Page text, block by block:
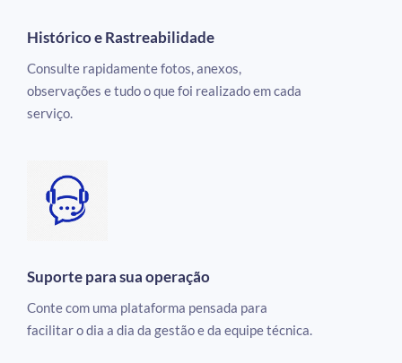
Histórico e Rastreabilidade
Consulte rapidamente fotos, anexos,
observações e tudo o que foi realizado em cada
serviço.
Suporte para sua operação
Conte com uma plataforma pensada para
facilitar o dia a dia da gestão e da equipe técnica.